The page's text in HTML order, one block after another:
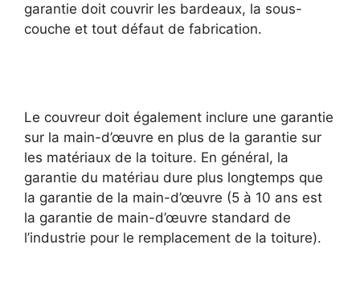
garantie doit couvrir les bardeaux, la sous-
couche et tout défaut de fabrication.
Le couvreur doit également inclure une garantie
sur la main-d’œuvre en plus de la garantie sur
les matériaux de la toiture. En général, la
garantie du matériau dure plus longtemps que
la garantie de la main-d’œuvre (5 à 10 ans est
la garantie de main-d’œuvre standard de
l’industrie pour le remplacement de la toiture).